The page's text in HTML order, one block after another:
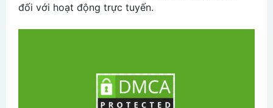
đối với hoạt động trực tuyến.